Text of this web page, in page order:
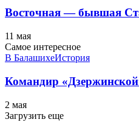
Восточная — бывшая
11 мая
Самое интересное
В БалашихеИстория
Командир
2 мая
Загрузить еще